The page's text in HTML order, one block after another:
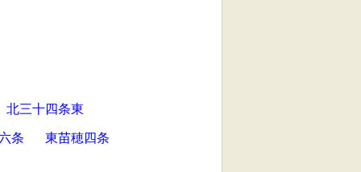
北三十四条東
条 東苗穂四条